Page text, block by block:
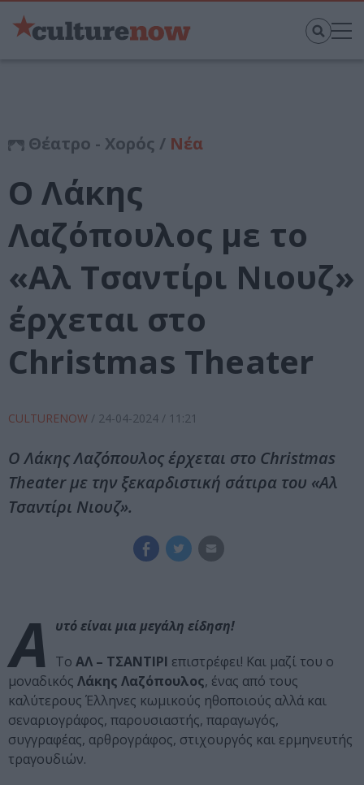
Θέατρο - Χορός / Νέα
Ο Λάκης
Λαζόπουλος με το
«Αλ Τσαντίρι Νιουζ»
έρχεται στο
Christmas Theater
CULTURENOW / 24-04-2024 / 11:21
Ο Λάκης Λαζόπουλος έρχεται στο Christmas
Theater με την ξεκαρδιστική σάτιρα του «Αλ
Τσαντίρι Νιουζ».
Α υτό είναι μια μεγάλη είδηση!
Το ΑΛ – ΤΣΑΝΤΙΡΙ επιστρέφει! Και μαζί του ο
μοναδικός Λάκης Λαζόπουλος, ένας από τους
καλύτερους Έλληνες κωμικούς ηθοποιούς αλλά και
σεναριογράφος, παρουσιαστής, παραγωγός,
συγγραφέας, αρθρογράφος, στιχουργός και ερμηνευτής
τραγουδιών.